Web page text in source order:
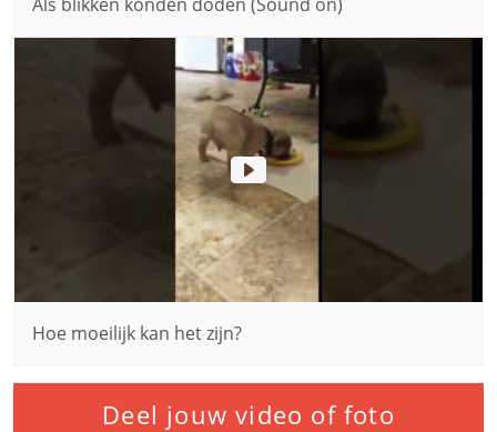
Hoe moeilijk kan het zijn?
Deel jouw video of foto